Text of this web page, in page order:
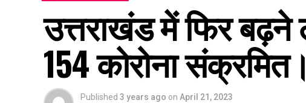
उत्तराखंड में फिर
154 कोरोना संक्रमित।
Published 3 years ago on April 21, 2023